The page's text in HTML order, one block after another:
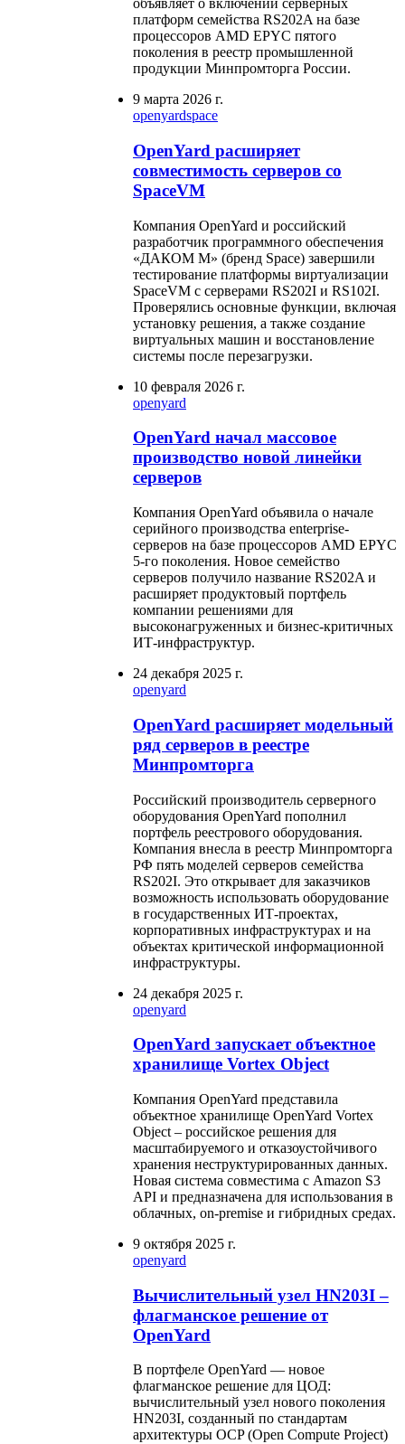
объявляет о включении серверных
платформ семейства RS202A на базе
процессоров AMD EPYC пятого
поколения в реестр промышленной
продукции Минпромторга России.
9 марта 2026 г.
openyardspace
OpenYard расширяет
совместимость серверов со
SpaceVM
Компания OpenYard и российский
разработчик программного обеспечения
«ДАКОМ М» (бренд Space) завершили
тестирование платформы виртуализации
SpaceVM с серверами RS202I и RS102I.
Проверялись основные функции, включая
установку решения, а также создание
виртуальных машин и восстановление
системы после перезагрузки.
10 февраля 2026 г.
openyard
OpenYard начал массовое
производство новой линейки
серверов
Компания OpenYard объявила о начале
серийного производства enterprise-
серверов на базе процессоров AMD EPYC
5-го поколения. Новое семейство
серверов получило название RS202A и
расширяет продуктовый портфель
компании решениями для
высоконагруженных и бизнес-критичных
ИТ-инфраструктур.
24 декабря 2025 г.
openyard
OpenYard расширяет модельный
ряд серверов в реестре
Минпромторга
Российский производитель серверного
оборудования OpenYard пополнил
портфель реестрового оборудования.
Компания внесла в реестр Минпромторга
РФ пять моделей серверов семейства
RS202I. Это открывает для заказчиков
возможность использовать оборудование
в государственных ИТ-проектах,
корпоративных инфраструктурах и на
объектах критической информационной
инфраструктуры.
24 декабря 2025 г.
openyard
OpenYard запускает объектное
хранилище Vortex Object
Компания OpenYard представила
объектное хранилище OpenYard Vortex
Object – российское решения для
масштабируемого и отказоустойчивого
хранения неструктурированных данных.
Новая система совместима с Amazon S3
API и предназначена для использования в
облачных, on-premise и гибридных средах.
9 октября 2025 г.
openyard
Вычислительный узел HN203I –
флагманское решение от
OpenYard
В портфеле OpenYard — новое
флагманское решение для ЦОД:
вычислительный узел нового поколения
HN203I, созданный по стандартам
архитектуры OCP (Open Compute Project)